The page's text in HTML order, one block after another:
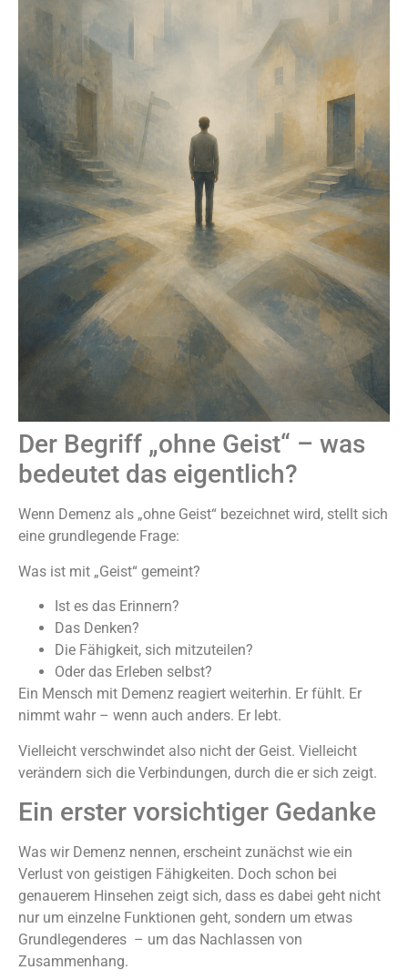
Der Begriff „ohne Geist“ – was
bedeutet das eigentlich?
Wenn Demenz als „ohne Geist“ bezeichnet wird, stellt sich
eine grundlegende Frage:
Was ist mit „Geist“ gemeint?
Ist es das Erinnern?
Das Denken?
Die Fähigkeit, sich mitzuteilen?
Oder das Erleben selbst?
Ein Mensch mit Demenz reagiert weiterhin. Er fühlt. Er
nimmt wahr – wenn auch anders. Er lebt.
Vielleicht verschwindet also nicht der Geist. Vielleicht
verändern sich die Verbindungen, durch die er sich zeigt.
Ein erster vorsichtiger Gedanke
Was wir Demenz nennen, erscheint zunächst wie ein
Verlust von geistigen Fähigkeiten. Doch schon bei
genauerem Hinsehen zeigt sich, dass es dabei geht nicht
nur um einzelne Funktionen geht, sondern um etwas
Grundlegenderes – um das Nachlassen von
Zusammenhang.